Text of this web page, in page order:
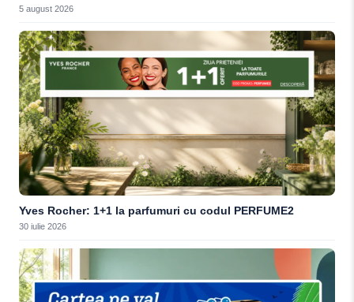
5 august 2026
Yves Rocher: 1+1 la parfumuri cu codul PERFUME2
30 iulie 2026